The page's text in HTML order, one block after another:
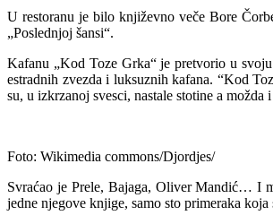
U restoranu je bilo književno veče Bore
„Poslednjoj šansi“.
Kafanu „Kod Toze Grka“ je pretvorio u
estradnih zvezda i luksuznih kafana. “Kod
su, u izkrzanoj svesci, nastale stotine a možda
Foto: Wikimedia commons/Djordjes/
Svraćao je Prele, Bajaga, Oliver Mandić… I
jedne njegove knjige, samo sto primeraka